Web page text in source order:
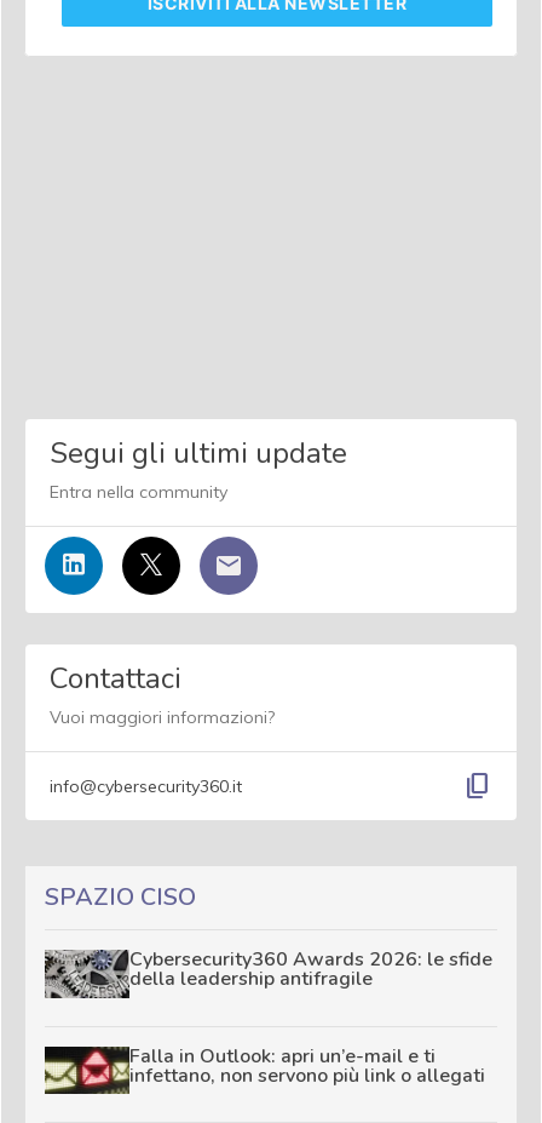
Segui gli ultimi update
Entra nella community
Contattaci
Vuoi maggiori informazioni?
info@cybersecurity360.it content_copy
SPAZIO CISO
Cybersecurity360 Awards 2026: le sfide
della leadership antifragile
Falla in Outlook: apri un’e-mail e ti
infettano, non servono più link o allegati